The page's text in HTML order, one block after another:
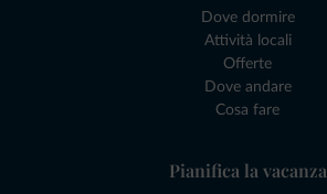
Dove dormire
Attività locali
Offerte
Dove andare
Cosa fare
Pianifica la vacanza